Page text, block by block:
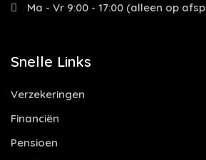
Ma - Vr 9:00 - 17:00 (alleen op
Snelle Links
Verzekeringen
Financiën
Pensioen